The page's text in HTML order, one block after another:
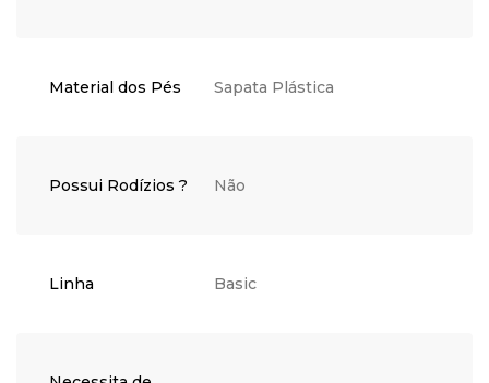
Material dos Pés Sapata Plástica
Possui Rodízios ? Não
Linha Basic